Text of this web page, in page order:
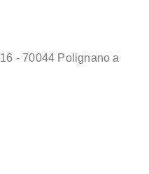
- 70044 Polignano a